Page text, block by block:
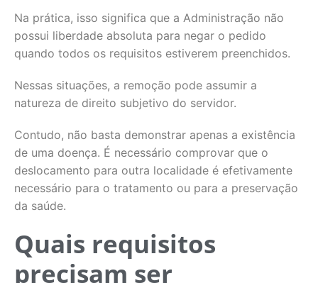
Na prática, isso significa que a Administração não
possui liberdade absoluta para negar o pedido
quando todos os requisitos estiverem preenchidos.
Nessas situações, a remoção pode assumir a
natureza de direito subjetivo do servidor.
Contudo, não basta demonstrar apenas a existência
de uma doença. É necessário comprovar que o
deslocamento para outra localidade é efetivamente
necessário para o tratamento ou para a preservação
da saúde.
Quais requisitos
precisam ser